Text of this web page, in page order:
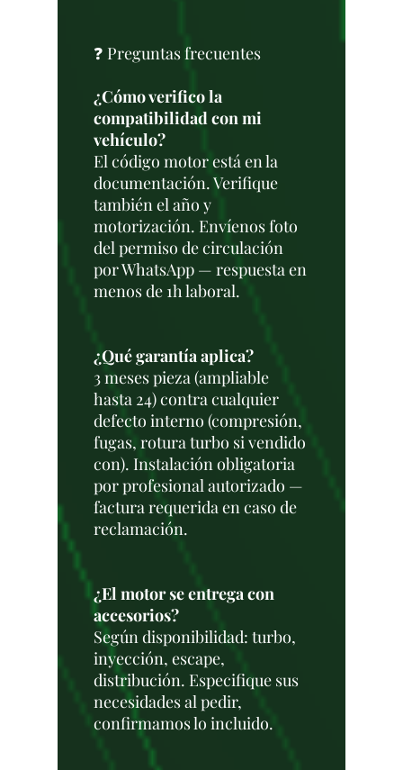
❓ Preguntas frecuentes
¿Cómo verifico la
compatibilidad con mi
vehículo?
El código motor está en la
documentación. Verifique
también el año y
motorización. Envíenos foto
del permiso de circulación
por WhatsApp — respuesta en
menos de 1h laboral.
¿Qué garantía aplica?
3 meses pieza (ampliable
hasta 24) contra cualquier
defecto interno (compresión,
fugas, rotura turbo si vendido
con). Instalación obligatoria
por profesional autorizado —
factura requerida en caso de
reclamación.
¿El motor se entrega con
accesorios?
Según disponibilidad: turbo,
inyección, escape,
distribución. Especifique sus
necesidades al pedir,
confirmamos lo incluido.